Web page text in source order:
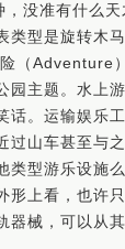
没准有什么天
型是旋转木
（Adventure
主题。水上
。运输娱乐
山车甚至与
型游乐设施
上看，也许只
械，可以从